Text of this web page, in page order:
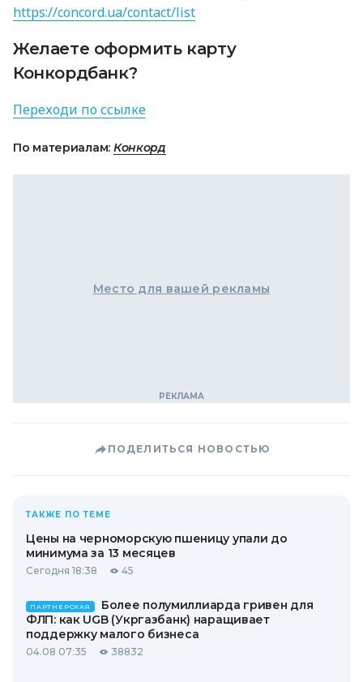
https://concord.ua/contact/list
Желаете оформить карту
Конкордбанк?
Переходи по ссылке
По материалам: Конкорд
Место для вашей рекламы
ПОДЕЛИТЬСЯ НОВОСТЬЮ
ТАКЖЕ ПО ТЕМЕ
Цены на черноморскую пшеницу упали до
минимума за 13 месяцев
Сегодня 18:38 45
ПАРТНЕРСКАЯ
Более полумиллиарда гривен для
ФЛП: как UGB (Укргазбанк) наращивает
поддержку малого бизнеса
04.08 07:35 38832